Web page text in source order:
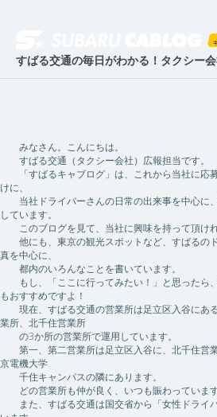
すばる交通の毎日がわかる！タクシー
みなさん。こんにちは。
すばる交通（タクシー会社）広報担当です。
「すばるキャブログ」は、これから当社に応
けに、
当社ドライバーさんの日常の出来事を中心に
しています。
このブログを見て、当社に興味を持って頂けれ
他にも、東京の観光スポットなど、すばるの
真を中心に、
都内のいろんなことを書いています。
もし、「ここに行ってみたい！」と思ったら
もおすすめですよ！
現在、すばる交通の営業所は足立区入谷にあ
業所、北千住営業所
の3か所の営業所で運用しています。
第一、第二営業所は足立区入谷に、北千住営
京電機大学
千住キャンパスの隣にあります。
どの営業所も仲が良く、いつも賑わっていま
また、すばる交通は国交省から「女性ドライ